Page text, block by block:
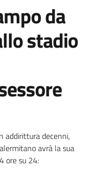
da
stadio
addirittura decenni,
avrà la sua
ore su 24: